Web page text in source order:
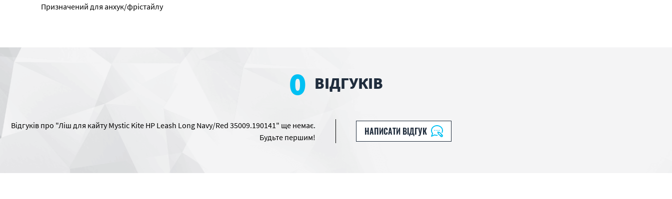
Призначений для анхук/фрістайлу
0 ВІДГУКІВ
Відгуків про "Ліш для кайту Mystic Kite HP Leash Long Navy/Red 35009.190141" ще немає.
Будьте першим!
НАПИСАТИ ВІДГУК